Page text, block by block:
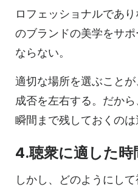
ロフェッショナルであ
のブランドの美学をサ
ならない。
適切な場所を選ぶこと
成否を左右する。だか
瞬間まで残しておくのは
4.聴衆に適した時
しかし、どのようにし